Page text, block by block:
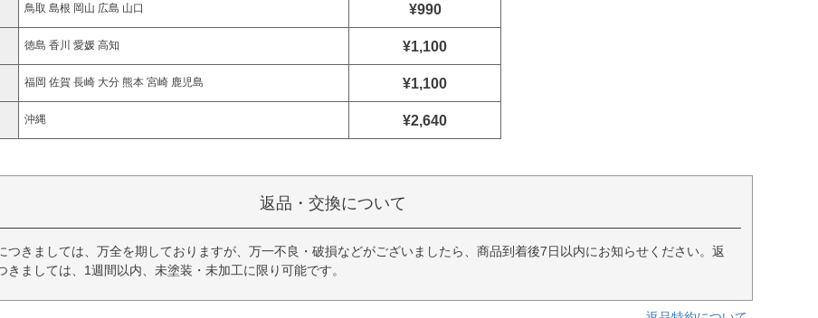
鳥取 島根 岡山 広島 山口 ¥990
徳島 香川 愛媛 高知 ¥1,100
福岡 佐賀 長崎 大分 熊本 宮崎 鹿児島 ¥1,100
沖縄 ¥2,640
返品・交換について
つきましては、万全を期しておりますが、万一不良・破損などがございましたら、商品到着後7日以内にお知らせください。返
きましては、1週間以内、未塗装・未加工に限り可能です。